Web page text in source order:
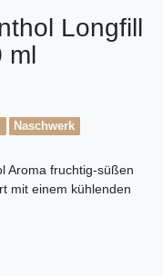
Longfill
ml
Naschwerk
Aroma fruchtig-süßen
mit einem kühlenden